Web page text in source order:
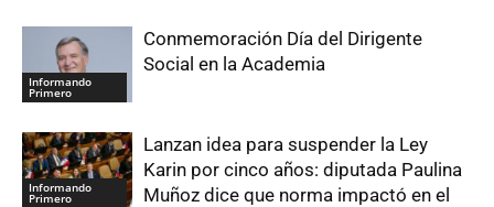
Informando
Primero
Conmemoración Día del Dirigente
Social en la Academia
Informando
Primero
Lanzan idea para suspender la Ley
Karin por cinco años: diputada Paulina
Muñoz dice que norma impactó en el